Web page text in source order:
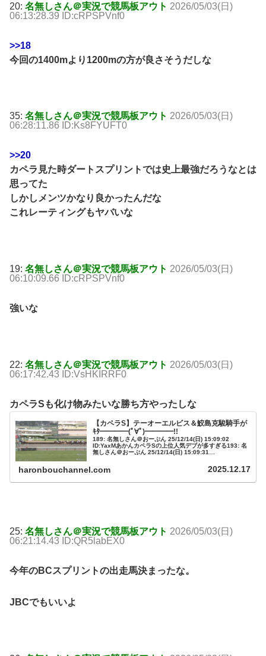
20: 名無しさん＠実況で競馬板アウト 2026/05/03(日)
06:13:28.39 ID:cRPSPVnf0
>>18
今回の1400mより1200mの方が良さそうだしな
35: 名無しさん＠実況で競馬板アウト 2026/05/03(日)
06:28:11.86 ID:Ks8FYUFT0
>>20
カペラ見た時ダートスプリントでは史上最強だろうなとは
思ってた
しかしメンツかなり良かったんだな
これレーティングもヤバいな
19: 名無しさん＠実況で競馬板アウト 2026/05/03(日)
06:10:09.66 ID:cRPSPVnf0
強いな
22: 名無しさん＠実況で競馬板アウト 2026/05/03(日)
06:17:42.43 ID:VsHKIRRF0
カペラSも化け物みたいな勝ち方やったしな
【カペラS】テーオーエルビス＆鮫島克駿騎手が
ｷﾀ━━━━(ﾟ∀ﾟ)━━━━!!
189: 名無しさん＠おーぷん 25/12/14(日) 15:09:02
ID:YaxMあかんカペラSの上位人気デブが多すぎる193: 名
無しさん＠おーぷん 25/12/14(日) 15:09:31
haronbouchannel.com 2025.12.17
25: 名無しさん＠実況で競馬板アウト 2026/05/03(日)
06:21:14.43 ID:QR5labEX0
今年のBCスプリントの出走馬決まったな。
JBCでもいいよ